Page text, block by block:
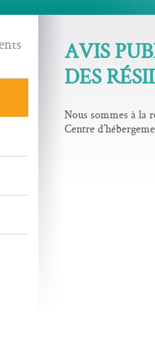
AVIS
DES
Nous sommes à la
Centre